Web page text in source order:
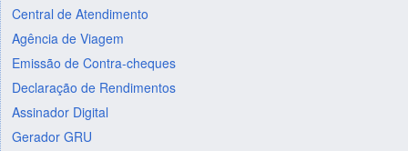
Central de Atendimento
Agência de Viagem
Emissão de Contra-cheques
Declaração de Rendimentos
Assinador Digital
Gerador GRU